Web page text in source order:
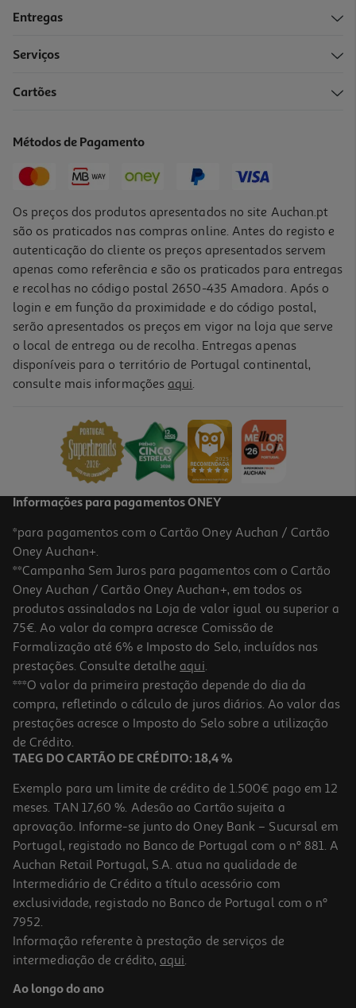
Entregas
Serviços
Cartões
Métodos de Pagamento
Os preços dos produtos apresentados no site Auchan.pt
são os praticados nas compras online. Antes do registo e
autenticação do cliente os preços apresentados servem
apenas como referência e são os praticados para entregas
e recolhas no código postal 2650-435 Amadora. Após o
login e em função da proximidade e do código postal,
serão apresentados os preços em vigor na loja que serve
o local de entrega ou de recolha. Entregas apenas
disponíveis para o território de Portugal continental,
consulte mais informações aqui.
Informações para pagamentos ONEY
*para pagamentos com o Cartão Oney Auchan / Cartão
Oney Auchan+.
**Campanha Sem Juros para pagamentos com o Cartão
Oney Auchan / Cartão Oney Auchan+, em todos os
produtos assinalados na Loja de valor igual ou superior a
75€. Ao valor da compra acresce Comissão de
Formalização até 6% e Imposto do Selo, incluídos nas
prestações. Consulte detalhe aqui.
***O valor da primeira prestação depende do dia da
compra, refletindo o cálculo de juros diários. Ao valor das
prestações acresce o Imposto do Selo sobre a utilização
de Crédito.
TAEG DO CARTÃO DE CRÉDITO: 18,4 %
Exemplo para um limite de crédito de 1.500€ pago em 12
meses. TAN 17,60 %. Adesão ao Cartão sujeita a
aprovação. Informe-se junto do Oney Bank – Sucursal em
Portugal, registado no Banco de Portugal com o nº 881. A
Auchan Retail Portugal, S.A. atua na qualidade de
Intermediário de Crédito a título acessório com
exclusividade, registado no Banco de Portugal com o nº
7952.
Informação referente à prestação de serviços de
intermediação de crédito, aqui.
Ao longo do ano